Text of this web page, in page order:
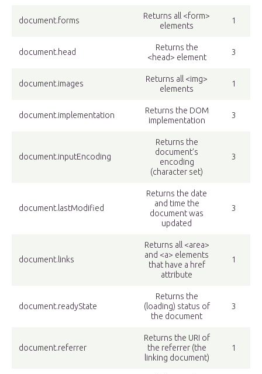
document.forms
Returns all <form>
elements
1
document.head
Returns the
<head> element
3
document.images
Returns all <img>
elements
1
document.implementation
Returns the DOM
implementation
3
document.inputEncoding
Returns the
document’s
encoding
(character set)
3
document.lastModified
Returns the date
and time the
document was
updated
3
document.links
Returns all <area>
and <a> elements
that have a href
attribute
1
document.readyState
Returns the
(loading) status of
the document
3
document.referrer
Returns the URI of
the referrer (the
linking document)
1